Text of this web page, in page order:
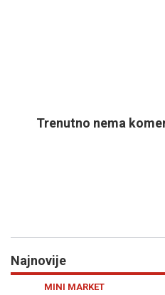
Trenutno nema
Najnovije
MINI MARKET